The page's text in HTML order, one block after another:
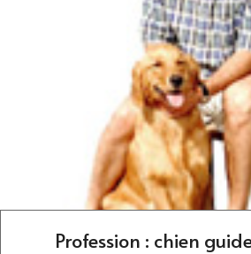
Profession : chien